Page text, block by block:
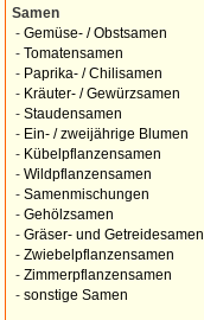
Samen
- Gemüse- / Obstsamen
- Tomatensamen
- Paprika- / Chilisamen
- Kräuter- / Gewürzsamen
- Staudensamen
- Ein- / zweijährige Blumen
- Kübelpflanzensamen
- Wildpflanzensamen
- Samenmischungen
- Gehölzsamen
- Gräser- und Getreidesamen
- Zwiebelpflanzensamen
- Zimmerpflanzensamen
- sonstige Samen